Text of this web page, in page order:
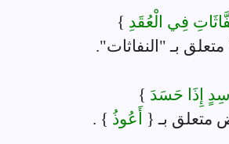
فِي الْعُقَدِ }
بـ "النفاثات".
إِذَا حَسَدَ }
بـ { أَعُوذُ } .